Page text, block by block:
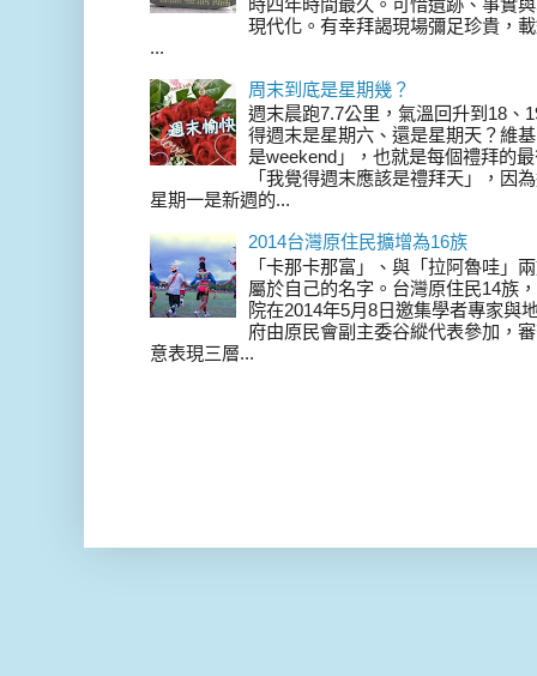
時四年時間最久。可惜遺跡、事實
現代化。有幸拜謁現場彌足珍貴，
...
周末到底是星期幾？
週末晨跑7.7公里，氣溫回升到18、
得週末是星期六、還是星期天？維
是weekend」，也就是每個禮拜的
「我覺得週末應該是禮拜天」，因
星期一是新週的...
2014台灣原住民擴增為16族
「卡那卡那富」、與「拉阿魯哇」
屬於自己的名字。台灣原住民14族
院在2014年5月8日邀集學者專家與
府由原民會副主委谷縱代表參加，
意表現三層...